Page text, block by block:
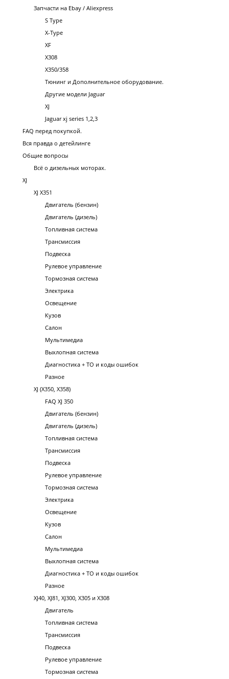
Запчасти на Ebay / Aliexpress
S Type
X-Type
XF
X308
X350/358
Тюнинг и Дополнительное оборудование.
Другие модели Jaguar
XJ
Jaguar xj series 1,2,3
FAQ перед покупкой.
Вся правда о детейлинге
Общие вопросы
Всё о дизельных моторах.
XJ
XJ X351
Двигатель (бензин)
Двигатель (дизель)
Топливная система
Трансмиссия
Подвеска
Рулевое управление
Тормозная система
Электрика
Освещение
Кузов
Салон
Мультимедиа
Выхлопная система
Диагностика + ТО и коды ошибок
Разное
XJ (X350, X358)
FAQ XJ 350
Двигатель (бензин)
Двигатель (дизель)
Топливная система
Трансмиссия
Подвеска
Рулевое управление
Тормозная система
Электрика
Освещение
Кузов
Салон
Мультимедиа
Выхлопная система
Диагностика + ТО и коды ошибок
Разное
XJ40, XJ81, XJ300, X305 и X308
Двигатель
Топливная система
Трансмиссия
Подвеска
Рулевое управление
Тормозная система